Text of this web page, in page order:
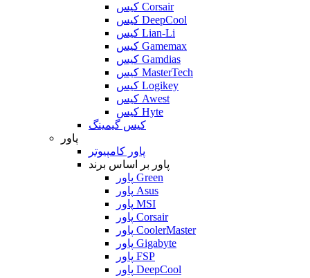
کیس Corsair
کیس DeepCool
کیس Lian-Li
کیس Gamemax
کیس Gamdias
کیس MasterTech
کیس Logikey
کیس Awest
کیس Hyte
کیس گیمینگ
پاور
پاور کامپیوتر
پاور بر اساس برند
پاور Green
پاور Asus
پاور MSI
پاور Corsair
پاور CoolerMaster
پاور Gigabyte
پاور FSP
پاور DeepCool